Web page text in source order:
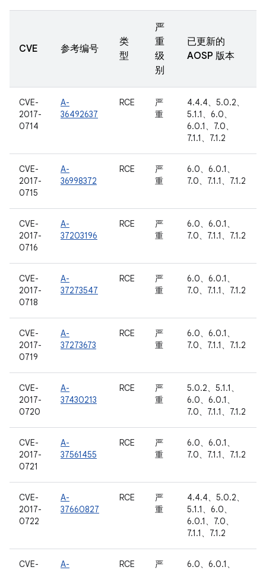
CVE 参考编号
类
型
严
重
级
别
已更新的
AOSP 版本
CVE-
2017-
0714
A-
36492637
RCE
严
重
4.4.4、5.0.2、
5.1.1、6.0、
6.0.1、7.0、
7.1.1、7.1.2
CVE-
2017-
0715
A-
36998372
RCE
严
重
6.0、6.0.1、
7.0、7.1.1、7.1.2
CVE-
2017-
0716
A-
37203196
RCE
严
重
6.0、6.0.1、
7.0、7.1.1、7.1.2
CVE-
2017-
0718
A-
37273547
RCE
严
重
6.0、6.0.1、
7.0、7.1.1、7.1.2
CVE-
2017-
0719
A-
37273673
RCE
严
重
6.0、6.0.1、
7.0、7.1.1、7.1.2
CVE-
2017-
0720
A-
37430213
RCE
严
重
5.0.2、5.1.1、
6.0、6.0.1、
7.0、7.1.1、7.1.2
CVE-
2017-
0721
A-
37561455
RCE
严
重
6.0、6.0.1、
7.0、7.1.1、7.1.2
CVE-
2017-
0722
A-
37660827
RCE
严
重
4.4.4、5.0.2、
5.1.1、6.0、
6.0.1、7.0、
7.1.1、7.1.2
CVE-
A-
RCE
严
6.0、6.0.1、